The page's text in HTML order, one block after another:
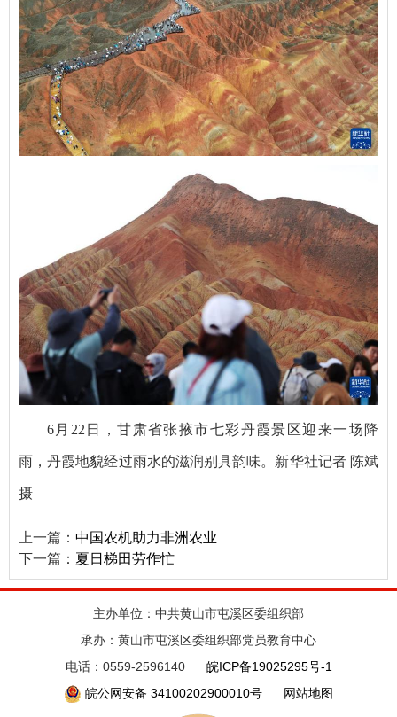
6月22日，甘肃省张掖市七彩丹霞景区迎来一场降
雨，丹霞地貌经过雨水的滋润别具韵味。新华社记者 陈斌
摄
上一篇： 中国农机助力非洲农业
下一篇： 夏日梯田劳作忙
主办单位：中共黄山市屯溪区委组织部
承办：黄山市屯溪区委组织部党员教育中心
电话：0559-2596140
皖ICP备19025295号-1
皖公网安备 34100202900010号
网站地图